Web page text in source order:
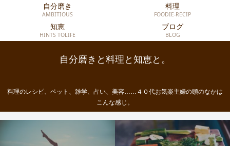
自分磨きと料理と知恵と。
料理のレシピ、ペット、雑学、占い、美容……４０代お気楽主婦の頭のなかは
こんな感じ。
自分磨き
AMBITIOUS
料理
FOODIE-RECIP
知恵
HINTS TOLIFE
ブログ
BLOG